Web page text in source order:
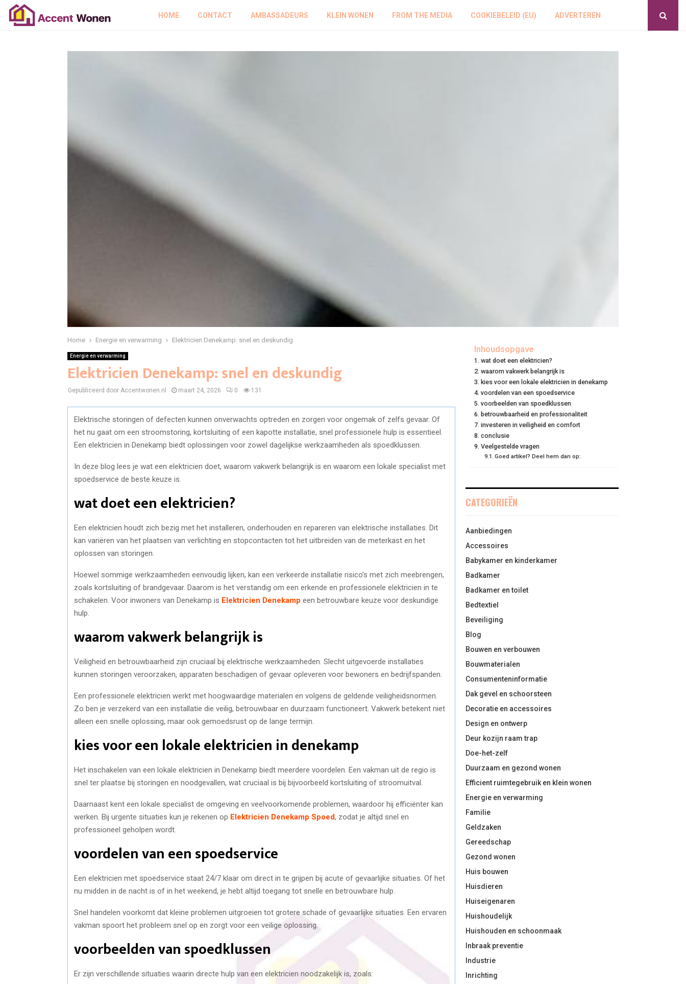
HOME CONTACT AMBASSADEURS KLEIN WONEN FROM THE MEDIA COOKIEBELEID (EU) ADVERTEREN
Home Energie en verwarming Elektricien Denekamp: snel en deskundig
Energie en verwarming
Elektricien Denekamp: snel en deskundig
Gepubliceerd door Accentwonen.nl maart 24, 2026 0 131
Elektrische storingen of defecten kunnen onverwachts optreden en zorgen voor ongemak of zelfs gevaar. Of
het nu gaat om een stroomstoring, kortsluiting of een kapotte installatie, snel professionele hulp is essentieel.
Een elektricien in Denekamp biedt oplossingen voor zowel dagelijkse werkzaamheden als spoedklussen.
In deze blog lees je wat een elektricien doet, waarom vakwerk belangrijk is en waarom een lokale specialist met
spoedservice de beste keuze is.
wat doet een elektricien?
Een elektricien houdt zich bezig met het installeren, onderhouden en repareren van elektrische installaties. Dit
kan variëren van het plaatsen van verlichting en stopcontacten tot het uitbreiden van de meterkast en het
oplossen van storingen.
Hoewel sommige werkzaamheden eenvoudig lijken, kan een verkeerde installatie risico’s met zich meebrengen,
zoals kortsluiting of brandgevaar. Daarom is het verstandig om een erkende en professionele elektricien in te
schakelen. Voor inwoners van Denekamp is Elektricien Denekamp een betrouwbare keuze voor deskundige
hulp.
waarom vakwerk belangrijk is
Veiligheid en betrouwbaarheid zijn cruciaal bij elektrische werkzaamheden. Slecht uitgevoerde installaties
kunnen storingen veroorzaken, apparaten beschadigen of gevaar opleveren voor bewoners en bedrijfspanden.
Een professionele elektricien werkt met hoogwaardige materialen en volgens de geldende veiligheidsnormen.
Zo ben je verzekerd van een installatie die veilig, betrouwbaar en duurzaam functioneert. Vakwerk betekent niet
alleen een snelle oplossing, maar ook gemoedsrust op de lange termijn.
kies voor een lokale elektricien in denekamp
Het inschakelen van een lokale elektricien in Denekamp biedt meerdere voordelen. Een vakman uit de regio is
snel ter plaatse bij storingen en noodgevallen, wat cruciaal is bij bijvoorbeeld kortsluiting of stroomuitval.
Daarnaast kent een lokale specialist de omgeving en veelvoorkomende problemen, waardoor hij efficiënter kan
werken. Bij urgente situaties kun je rekenen op Elektricien Denekamp Spoed, zodat je altijd snel en
professioneel geholpen wordt.
voordelen van een spoedservice
Een elektricien met spoedservice staat 24/7 klaar om direct in te grijpen bij acute of gevaarlijke situaties. Of het
nu midden in de nacht is of in het weekend, je hebt altijd toegang tot snelle en betrouwbare hulp.
Snel handelen voorkomt dat kleine problemen uitgroeien tot grotere schade of gevaarlijke situaties. Een ervaren
vakman spoort het probleem snel op en zorgt voor een veilige oplossing.
voorbeelden van spoedklussen
Er zijn verschillende situaties waarin directe hulp van een elektricien noodzakelijk is, zoals:
Inhoudsopgave
wat doet een elektricien?
waarom vakwerk belangrijk is
kies voor een lokale elektricien in denekamp
voordelen van een spoedservice
voorbeelden van spoedklussen
betrouwbaarheid en professionaliteit
investeren in veiligheid en comfort
conclusie
Veelgestelde vragen
Goed artikel? Deel hem dan op:
CATEGORIEËN
Aanbiedingen
Accessoires
Babykamer en kinderkamer
Badkamer
Badkamer en toilet
Bedtextiel
Beveiliging
Blog
Bouwen en verbouwen
Bouwmaterialen
Consumenteninformatie
Dak gevel en schoorsteen
Decoratie en accessoires
Design en ontwerp
Deur kozijn raam trap
Doe-het-zelf
Duurzaam en gezond wonen
Efficient ruimtegebruik en klein wonen
Energie en verwarming
Familie
Geldzaken
Gereedschap
Gezond wonen
Huis bouwen
Huisdieren
Huiseigenaren
Huishoudelijk
Huishouden en schoonmaak
Inbraak preventie
Industrie
Inrichting